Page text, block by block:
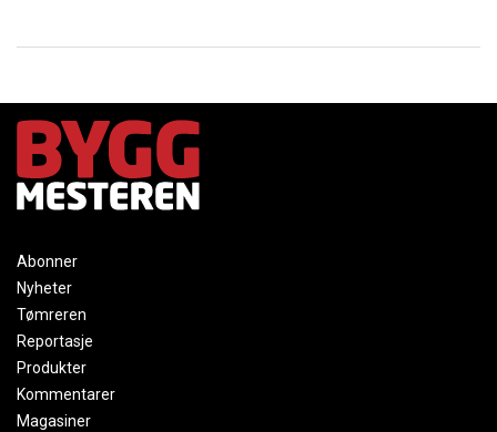
Abonner
Nyheter
Tømreren
Reportasje
Produkter
Kommentarer
Magasiner